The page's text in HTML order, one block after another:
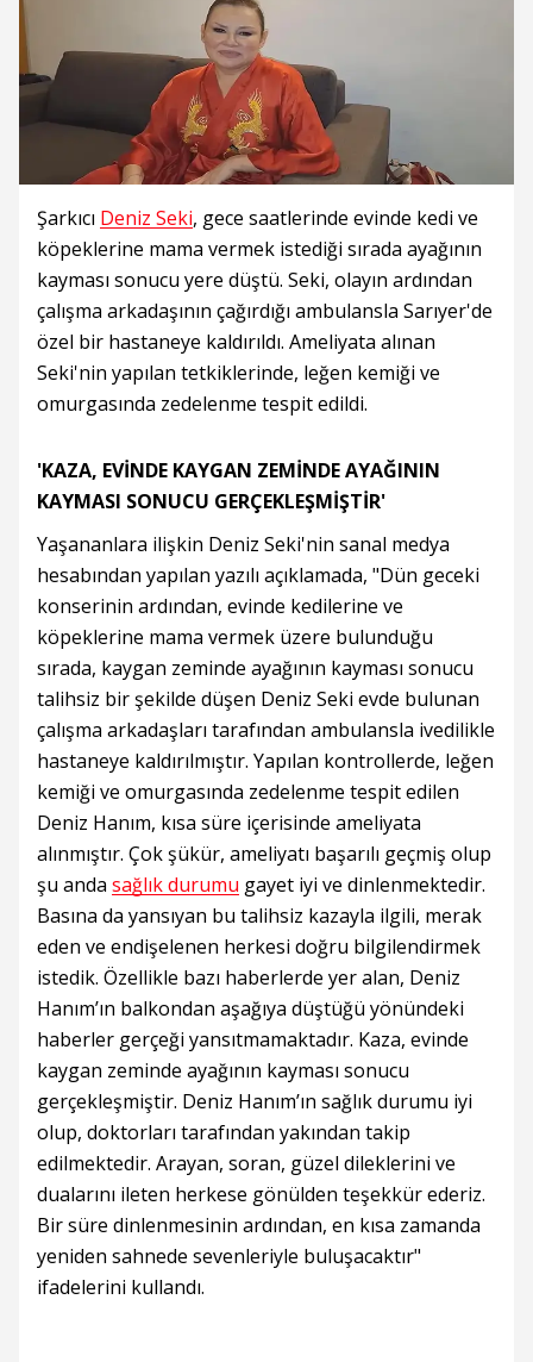
Şarkıcı Deniz Seki, gece saatlerinde evinde kedi ve
köpeklerine mama vermek istediği sırada ayağının
kayması sonucu yere düştü. Seki, olayın ardından
çalışma arkadaşının çağırdığı ambulansla Sarıyer'de
özel bir hastaneye kaldırıldı. Ameliyata alınan
Seki'nin yapılan tetkiklerinde, leğen kemiği ve
omurgasında zedelenme tespit edildi.
'KAZA, EVİNDE KAYGAN ZEMİNDE AYAĞININ
KAYMASI SONUCU GERÇEKLEŞMİŞTİR'
Yaşananlara ilişkin Deniz Seki'nin sanal medya
hesabından yapılan yazılı açıklamada, "Dün geceki
konserinin ardından, evinde kedilerine ve
köpeklerine mama vermek üzere bulunduğu
sırada, kaygan zeminde ayağının kayması sonucu
talihsiz bir şekilde düşen Deniz Seki evde bulunan
çalışma arkadaşları tarafından ambulansla ivedilikle
hastaneye kaldırılmıştır. Yapılan kontrollerde, leğen
kemiği ve omurgasında zedelenme tespit edilen
Deniz Hanım, kısa süre içerisinde ameliyata
alınmıştır. Çok şükür, ameliyatı başarılı geçmiş olup
şu anda sağlık durumu gayet iyi ve dinlenmektedir.
Basına da yansıyan bu talihsiz kazayla ilgili, merak
eden ve endişelenen herkesi doğru bilgilendirmek
istedik. Özellikle bazı haberlerde yer alan, Deniz
Hanım’ın balkondan aşağıya düştüğü yönündeki
haberler gerçeği yansıtmamaktadır. Kaza, evinde
kaygan zeminde ayağının kayması sonucu
gerçekleşmiştir. Deniz Hanım’ın sağlık durumu iyi
olup, doktorları tarafından yakından takip
edilmektedir. Arayan, soran, güzel dileklerini ve
dualarını ileten herkese gönülden teşekkür ederiz.
Bir süre dinlenmesinin ardından, en kısa zamanda
yeniden sahnede sevenleriyle buluşacaktır"
ifadelerini kullandı.